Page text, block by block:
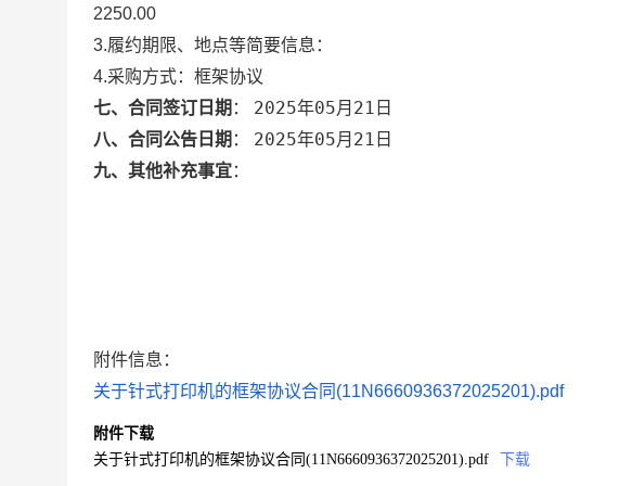
2250.00
3.履约期限、地点等简要信息：
4.采购方式： 框架协议
七、合同签订日期 ： 2025年05月21日
八、合同公告日期 ： 2025年05月21日
九、其他补充事宜：
附件信息：
关于针式打印机的框架协议合同(11N6660936372025201).pdf
附件下载
关于针式打印机的框架协议合同(11N6660936372025201).pdf
下载